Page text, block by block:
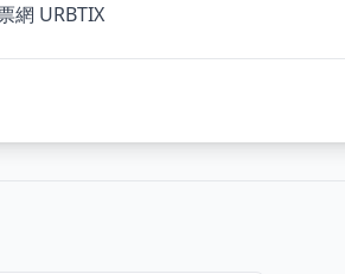
網 URBTIX